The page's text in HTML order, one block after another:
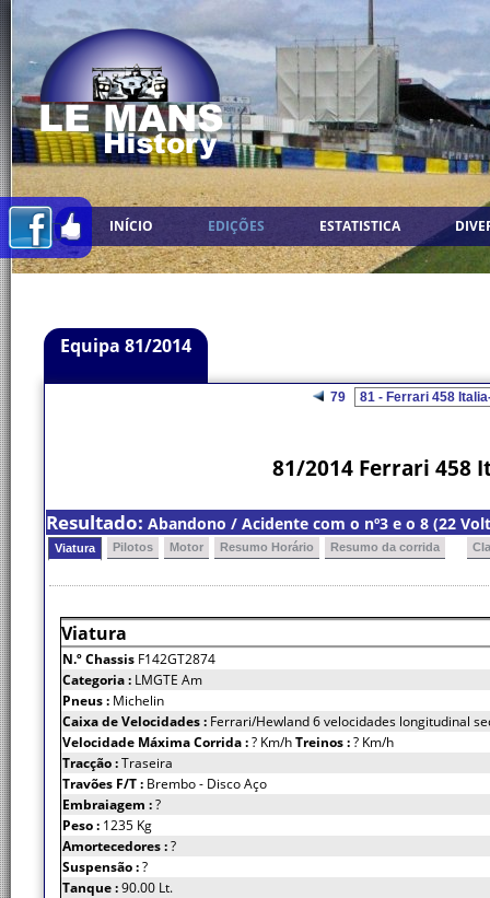
INÍCIO EDIÇÕES ESTATISTICA
Equipa 81/2014
79
81/2014 Ferrari 458
Resultado: Abandono / Acidente com o nº3 e o 8 (22
Viatura Pilotos Motor Resumo Horário Resumo da corrida
Viatura
N.º Chassis F142GT2874
Categoria : LMGTE Am
Pneus : Michelin
Caixa de Velocidades : Ferrari/Hewland 6 velocidades longitudinal
Velocidade Máxima Corrida :? Km/hTreinos :? Km/h
Tracção :Traseira
Travões F/T : Brembo - Disco Aço
Embraiagem :?
Peso : 1235 Kg
Amortecedores :?
Suspensão :?
Tanque :90.00 Lt.